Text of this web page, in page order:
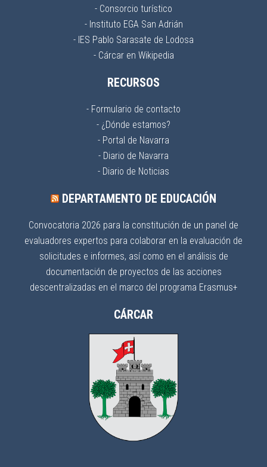
- Consorcio turístico
- Instituto EGA San Adrián
- IES Pablo Sarasate de Lodosa
- Cárcar en Wikipedia
RECURSOS
- Formulario de contacto
- ¿Dónde estamos?
- Portal de Navarra
- Diario de Navarra
- Diario de Noticias
DEPARTAMENTO DE EDUCACIÓN
Convocatoria 2026 para la constitución de un panel de
evaluadores expertos para colaborar en la evaluación de
solicitudes e informes, así como en el análisis de
documentación de proyectos de las acciones
descentralizadas en el marco del programa Erasmus+
CÁRCAR